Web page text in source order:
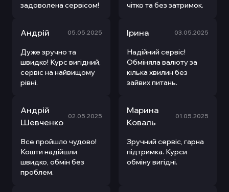
задоволена сервісом!
чітко та без затримок.
Андрій 05.05.2025
Дуже зручно та
швидко! Курс вигідний,
сервіс на найвищому
рівні.
Ірина 03.05.2025
Надійний сервіс!
Обміняла валюту за
кілька хвилин без
зайвих питань.
Андрій
Шевченко
02.05.2025
Все пройшло чудово!
Кошти надійшли
швидко, обмін без
проблем.
Марина
Коваль
01.05.2025
Зручний сервіс, гарна
підтримка. Курси
обміну вигідні.